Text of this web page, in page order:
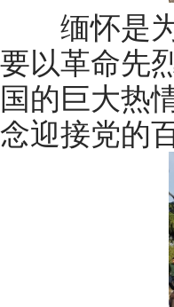
缅怀是为
要以革命先
国的巨大热
念迎接党的